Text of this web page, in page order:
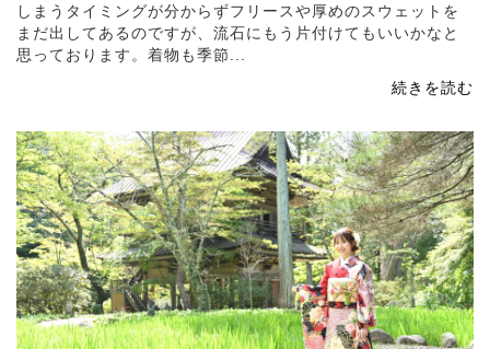
しまうタイミングが分からずフリースや厚めのスウェットを
まだ出してあるのですが、流石にもう片付けてもいいかなと
思っております。着物も季節...
続きを読む